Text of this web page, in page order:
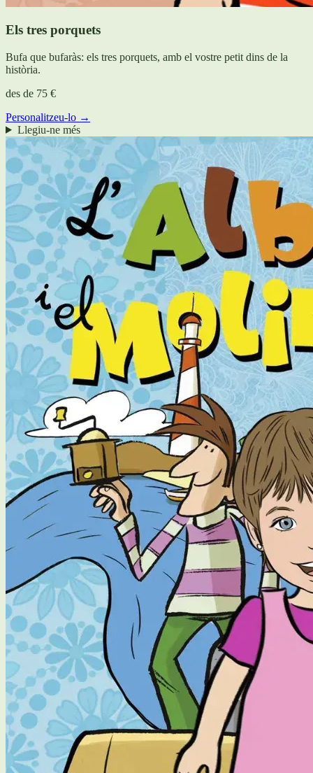
Els tres porquets
Bufa que bufaràs: els tres porquets, amb el vostre petit dins de la
història.
des de 75 €
Personalitzeu-lo →
Llegiu-ne més